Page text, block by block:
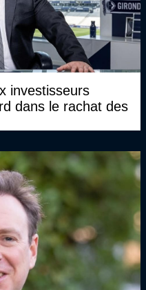
investisseurs
dans le rachat des